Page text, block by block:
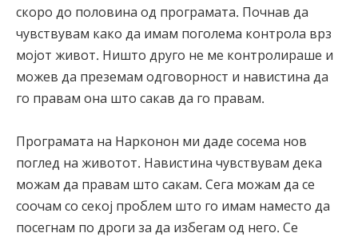
скоро до половина од програмата. Почнав да
чувствувам како да имам поголема контрола врз
мојот живот. Ништо друго не ме контролираше и
можев да преземам одговорност и навистина да
го правам она што сакав да го правам.
Програмата на Нарконон ми даде сосема нов
поглед на животот. Навистина чувствувам дека
можам да правам што сакам. Сега можам да се
соочам со секој проблем што го имам наместо да
посегнам по дроги за да избегам од него. Се